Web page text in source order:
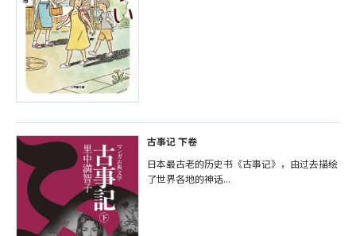
古事记 下卷
日本最古老的历史书《古事记》，由过去描绘
了世界各地的神话...